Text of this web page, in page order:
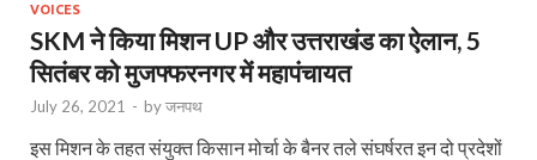
VOICES
SKM ने किया मिशन UP और उत्तराखंड का ऐलान, 5
सितंबर को मुजफ्फरनगर में महापंचायत
July 26, 2021 - byजनपथ
इस मिशन के तहत संयुक्त किसान मोर्चा के बैनर तले संघर्षरत इन दो प्रदेशों